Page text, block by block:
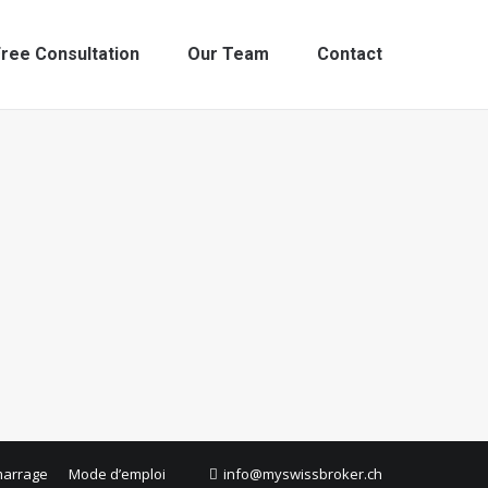
Consultation Our Team Contact
Mode d’emploi info@myswissbroker.ch